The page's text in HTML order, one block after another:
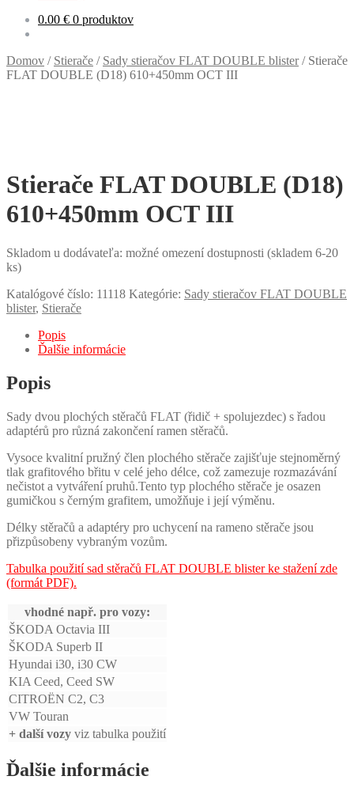
0.00 € 0 produktov
Domov / Stierače / Sady stieračov FLAT DOUBLE blister/ Stierače
FLAT DOUBLE (D18) 610+450mm OCT III
Stierače FLAT DOUBLE (D18)
610+450mm OCT III
Skladom u dodávateľa: možné omezení dostupnosti (skladem 6-20
ks)
Katalógové číslo: 11118 Kategórie: Sady stieračov FLAT DOUBLE
blister, Stierače
Popis
Ďalšie informácie
Popis
Sady dvou plochých stěračů FLAT (řidič + spolujezdec) s řadou
adaptérů pro různá zakončení ramen stěračů.
Vysoce kvalitní pružný člen plochého stěrače zajišťuje stejnoměrný
tlak grafitového břitu v celé jeho délce, což zamezuje rozmazávání
nečistot a vytváření pruhů.Tento typ plochého stěrače je osazen
gumičkou s černým grafitem, umožňuje i její výměnu.
Délky stěračů a adaptéry pro uchycení na rameno stěrače jsou
přizpůsobeny vybraným vozům.
Tabulka použití sad stěračů FLAT DOUBLE blister ke stažení zde
(formát PDF).
vhodné např. pro vozy:
ŠKODA Octavia III
ŠKODA Superb II
Hyundai i30, i30 CW
KIA Ceed, Ceed SW
CITROËN C2, C3
VW Touran
+ další vozy viz tabulka použití
Ďalšie informácie